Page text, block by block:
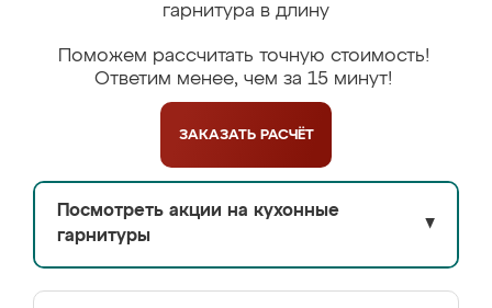
гарнитура в длину
Поможем рассчитать точную стоимость!
Ответим менее, чем за 15 минут!
ЗАКАЗАТЬ РАСЧЁТ
Посмотреть акции на кухонные
гарнитуры
▼